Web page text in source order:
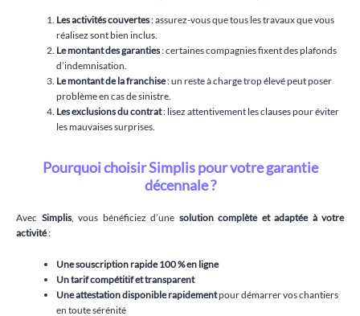
Les activités couvertes: assurez-vous que tous les travaux que vous
réalisez sont bien inclus.
Le montant des garanties: certaines compagnies fixent des plafonds
d’indemnisation.
Le montant de la franchise: un reste à charge trop élevé peut poser
problème en cas de sinistre.
Les exclusions du contrat: lisez attentivement les clauses pour éviter
les mauvaises surprises.
Pourquoi choisir Simplis pour votre garantie
décennale ?
Avec Simplis, vous bénéficiez d’une solution complète et adaptée à votre
activité:
Une souscription rapide 100 % en ligne
Un tarif compétitif et transparent
Une attestation disponible rapidementpour démarrer vos chantiers
en toute sérénité